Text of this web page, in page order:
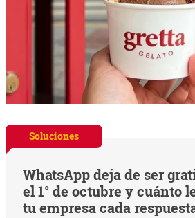
Soluciones
WhatsApp deja de ser
el 1° de octubre y cuánto
tu empresa cada